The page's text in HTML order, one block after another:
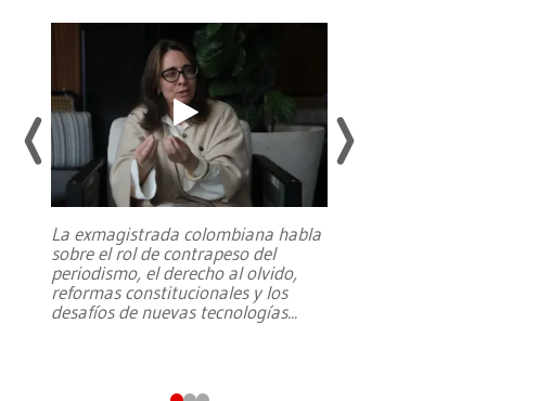
La exmagistrada colombiana habla
sobre el rol de contrapeso del
periodismo, el derecho al olvido,
reformas constitucionales y los
desafíos de nuevas tecnologías...